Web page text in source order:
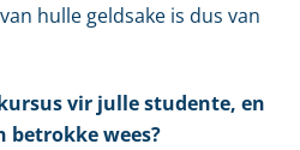
hulle geldsake is dus van
vir julle studente, en
betrokke wees?